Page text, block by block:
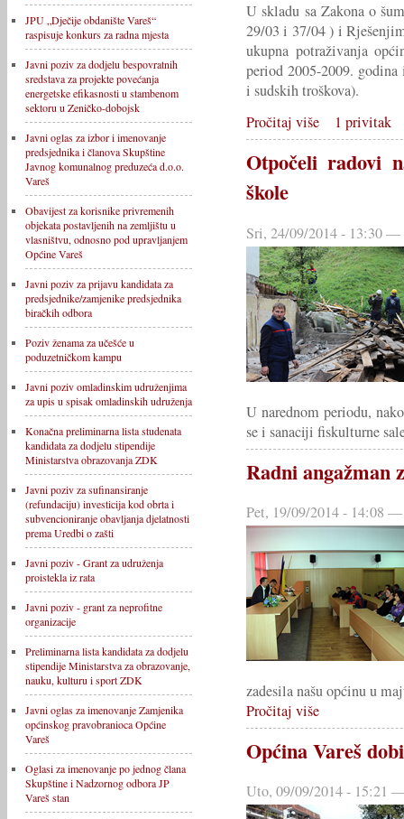
JPU „Dječije obdanište Vareš“
raspisuje konkurs za radna mjesta
Javni poziv za dodjelu bespovratnih
sredstava za projekte povećanja
energetske efikasnosti u stambenom
sektoru u Zeničko-dobojsk
Javni oglas za izbor i imenovanje
predsjednika i članova Skupštine
Javnog komunalnog preduzeća d.o.o.
Vareš
Obavijest za korisnike privremenih
objekata postavljenih na zemljištu u
vlasništvu, odnosno pod upravljanjem
Općine Vareš
Javni poziv za prijavu kandidata za
predsjednike/zamjenike predsjednika
biračkih odbora
Poziv ženama za učešće u
poduzetničkom kampu
Javni poziv omladinskim udruženjima
za upis u spisak omladinskih udruženja
Konačna preliminarna lista studenata
kandidata za dodjelu stipendije
Ministarstva obrazovanja ZDK
Javni poziv za sufinansiranje
(refundaciju) investicija kod obrta i
subvencioniranje obavljanja djelatnosti
prema Uredbi o zašti
Javni poziv - Grant za udruženja
proistekla iz rata
Javni poziv - grant za neprofitne
organizacije
Preliminarna lista kandidata za dodjelu
stipendije Ministarstva za obrazovanje,
nauku, kulturu i sport ZDK
Javni oglas za imenovanje Zamjenika
općinskog pravobranioca Općine
Vareš
Oglasi za imenovanje po jednog člana
Skupštine i Nadzornog odbora JP
Vareš stan
U skladu sa Zakona o
29/03 i 37/04 ) i
ukupna potraživanja
period 2005-2009.
i sudskih troškova).
Pročitaj više
1 privitak
Otpočeli radovi
škole
Sri, 24/09/2014 - 13:30
U narednom periodu,
se i sanaciji fiskulturne
Radni angažman
Pet, 19/09/2014 - 14:08
zadesila našu općinu u
Pročitaj više
Općina Vareš
Uto, 09/09/2014 - 15:21